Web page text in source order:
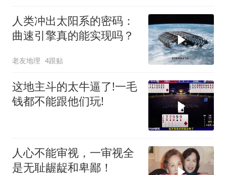
人类冲出太阳系的密码：
曲速引擎真的能实现吗？
老友地理 4跟贴
这地主斗的太牛逼了!一毛
钱都不能跟他们玩!
人心不能审视，一审视全
是无耻龌龊和卑鄙！